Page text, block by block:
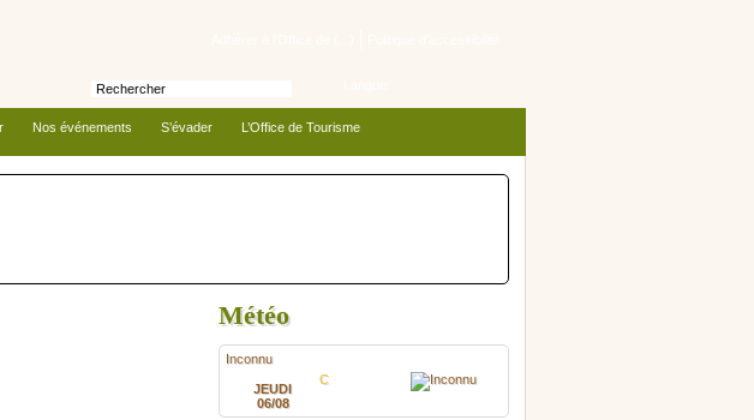
Nos événements S’évader L’Office de Tourisme
Météo
Inconnu
JEUDI
06/08
C